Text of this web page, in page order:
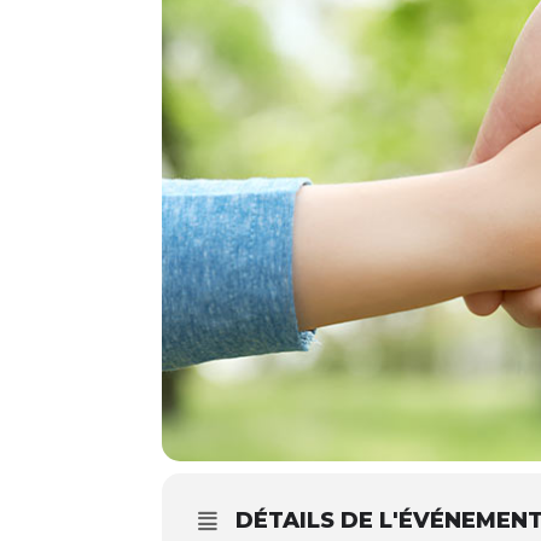
DÉTAILS DE